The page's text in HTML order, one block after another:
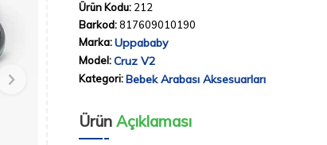
Ürün Kodu: 212
Barkod:817609010190
Marka:Uppababy
Model:Cruz V2
Kategori:Bebek Arabası Aksesuarları
Ürün Açıklaması